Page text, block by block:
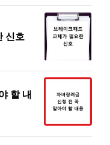
신호
할 내